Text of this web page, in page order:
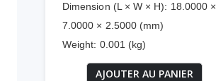
Dimension (L × W × H): 18.0000 ×
7.0000 × 2.5000 (mm)
Weight: 0.001 (kg)
AJOUTER AU PANIER